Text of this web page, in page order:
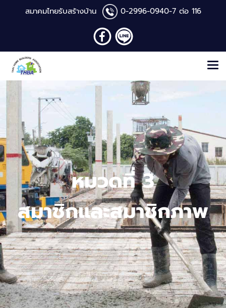
สมาคมไทยรับสร้างบ้าน 0-2996-0940-7 ต่อ 116
หมวดที่ 3
สมาชิกและสมาชิกภาพ